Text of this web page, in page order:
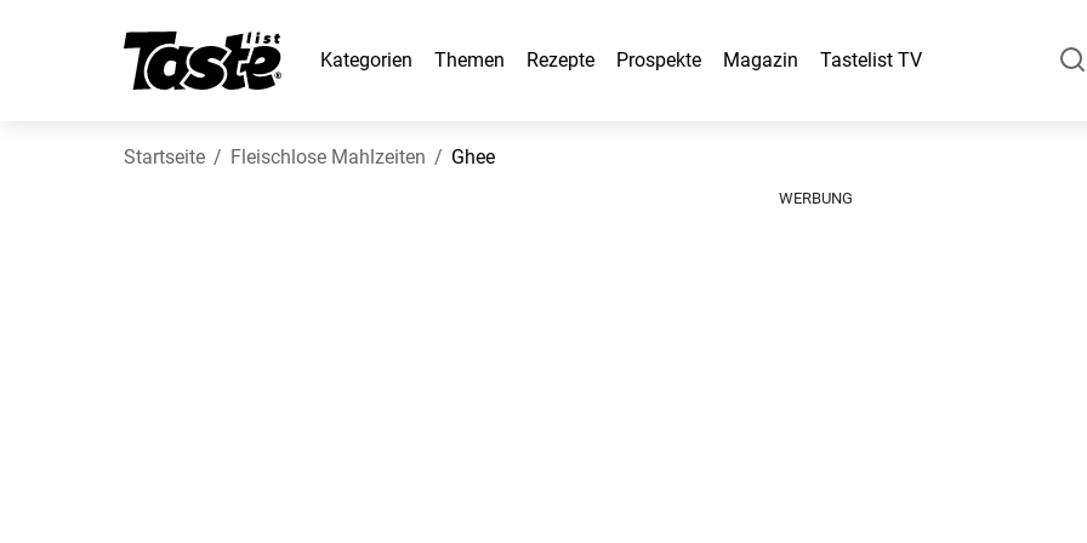
Kategorien Themen Rezepte Prospekte Magazin Tastelist TV
Startseite Fleischlose Mahlzeiten Ghee
WERBUNG